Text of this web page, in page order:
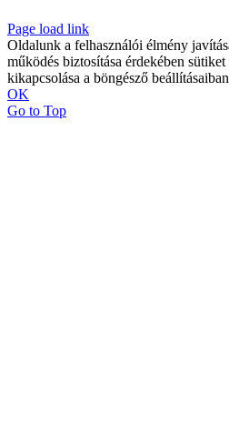
Page load link
Oldalunk a felhasználói élmény
működés biztosítása érdekében
kikapcsolása a böngésző beállításaiban
OK
Go to Top